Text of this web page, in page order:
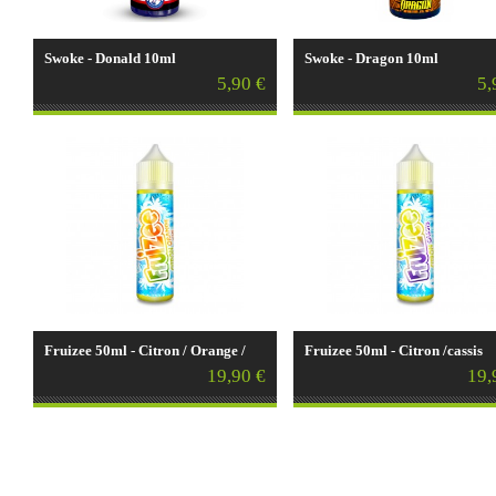
Swoke - Donald 10ml
5,90 €
Swoke - Dragon 10ml
Fruizee 50ml - Citron / Orange /
19,90 €
Fruizee 50ml - Citron /cassis